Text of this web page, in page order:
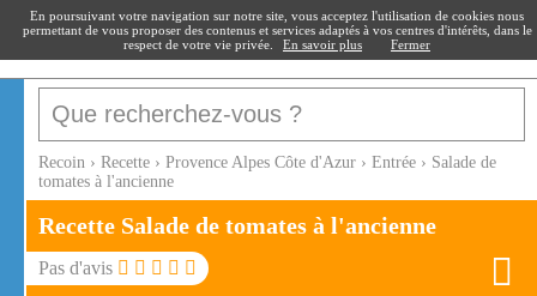
recoin.fr
Recoin › Recette › Provence Alpes Côte d'Azur › Entrée › Salade de
tomates à l'ancienne
Recette Salade de tomates à l'ancienne
Pas d'avis
En poursuivant votre navigation sur notre site, vous acceptez l'utilisation de cookies nous
permettant de vous proposer des contenus et services adaptés à vos centres d'intérêts, dans le
respect de votre vie privée.
En savoir plus Fermer